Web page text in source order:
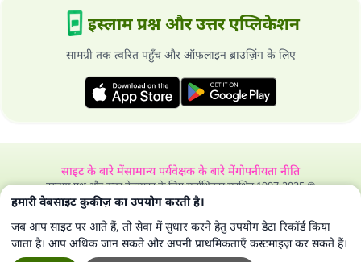
इस्लाम प्रश्न और उत्तर एप्लिकेशन
सामग्री तक त्वरित पहुँच और ऑफ़लाइन ब्राउज़िंग के लिए
साइट के बारे मेंसामान्य पर्यवेक्षक के बारे मेंगोपनीयता नीति
इस्लाम प्रश्न और उत्तर वेबसाइट के लिए सर्वाधिकार सुरक्षित 1997-2025 ©
हमारी वेबसाइट कुकीज़ का उपयोग करती है।
जब आप साइट पर आते हैं, तो सेवा में सुधार करने हेतु उपयोग डेटा रिकॉर्ड किया
जाता है। आप अधिक जान सकते और अपनी प्राथमिकताएँ कस्टमाइज़ कर सकते हैं।